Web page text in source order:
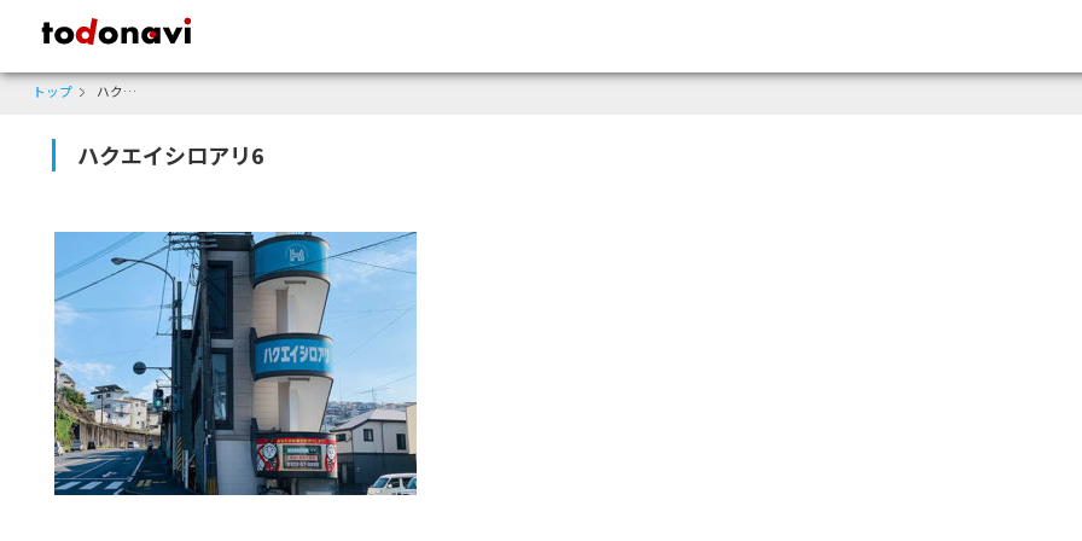
todonavi - 鹿児島のクーポンサイト、様々なジャンルのクーポンが見つかる
トップ ハクエイシロアリ6
ハクエイシロアリ6